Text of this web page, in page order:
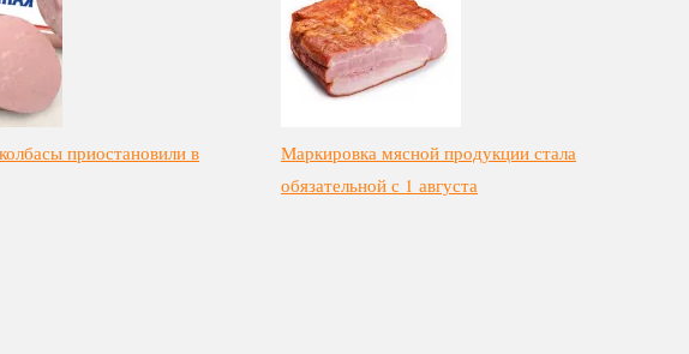
приостановили в
Маркировка мясной продукции стала
обязательной с 1 августа